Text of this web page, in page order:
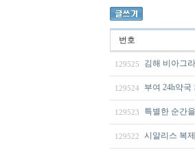
번호
129525 김해 비아그
129524 부여 24h약
129523 특별한 순간
129522 시알리스 복